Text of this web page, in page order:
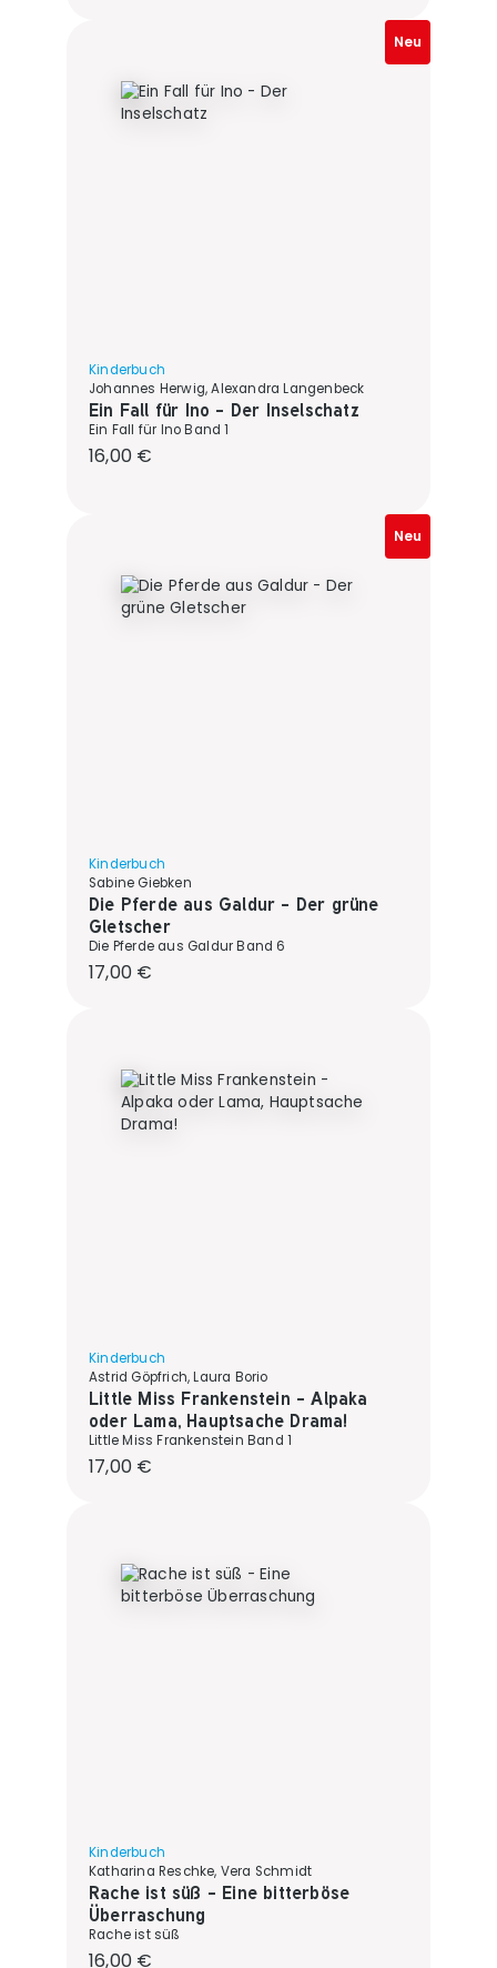
Neu
Kinderbuch
Johannes Herwig, Alexandra Langenbeck
Ein Fall für Ino - Der Inselschatz
Ein Fall für Ino Band 1
Regulärer Preis:
16,00 €
Neu
Kinderbuch
Sabine Giebken
Die Pferde aus Galdur - Der grüne
Gletscher
Die Pferde aus Galdur Band 6
Regulärer Preis:
17,00 €
Kinderbuch
Astrid Göpfrich, Laura Borio
Little Miss Frankenstein - Alpaka
oder Lama, Hauptsache Drama!
Little Miss Frankenstein Band 1
Regulärer Preis:
17,00 €
Kinderbuch
Katharina Reschke, Vera Schmidt
Rache ist süß - Eine bitterböse
Überraschung
Rache ist süß
Regulärer Preis:
16,00 €